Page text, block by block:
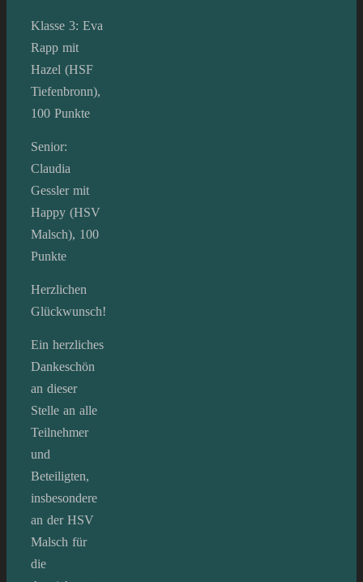
Klasse 3: Eva
Rapp mit
Hazel (HSF
Tiefenbronn),
100 Punkte
Senior:
Claudia
Gessler mit
Happy (HSV
Malsch), 100
Punkte
Herzlichen
Glückwunsch!
Ein herzliches
Dankeschön
an dieser
Stelle an alle
Teilnehmer
und
Beteiligten,
insbesondere
an der HSV
Malsch für
die